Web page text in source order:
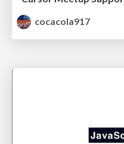
cocacola917